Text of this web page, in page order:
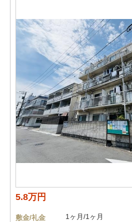
5.8万円
敷金/礼金
1ヶ月/1ヶ月